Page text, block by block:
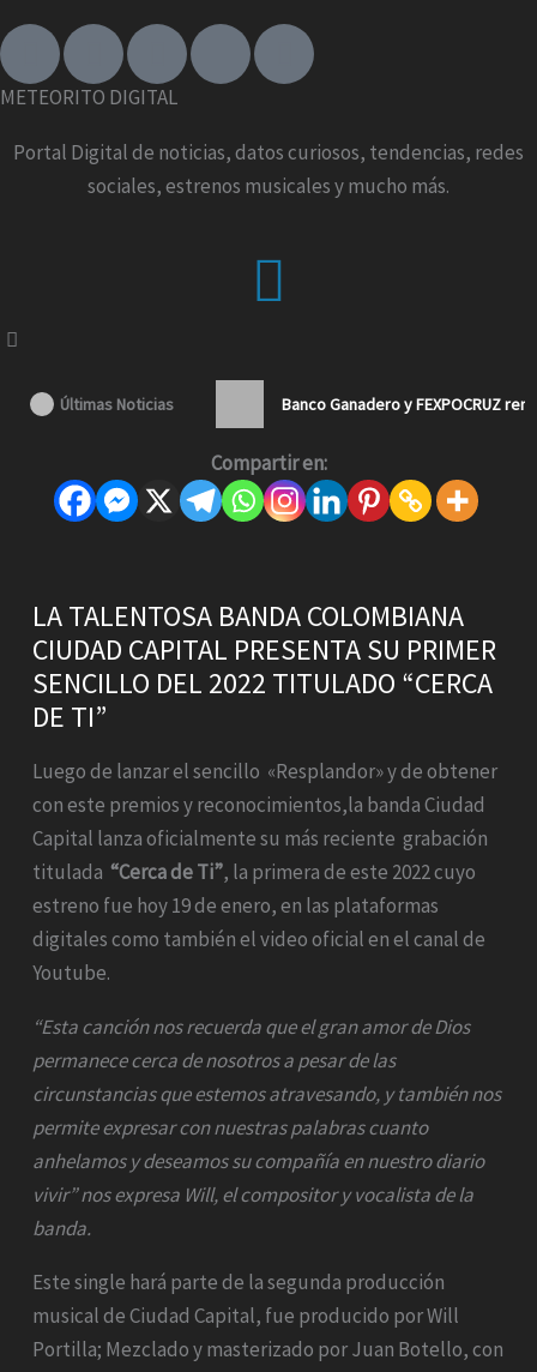
F
c
b
I
s
a
g
T
k
o
k
X
t
i
t
Y
u
u
b
METEORITO DIGITAL
Portal Digital de noticias, datos curiosos, tendencias, redes
sociales, estrenos musicales y mucho más.
Menu
Últimas Noticias Banco Ganadero y FEXPOCRUZ
Compartir en:
LA TALENTOSA BANDA COLOMBIANA
CIUDAD CAPITAL PRESENTA SU PRIMER
SENCILLO DEL 2022 TITULADO “CERCA
DE TI”
Luego de lanzar el sencillo «Resplandor» y de obtener
con este premios y reconocimientos,la banda Ciudad
Capital lanza oficialmente su más reciente grabación
titulada “Cerca de Ti”, la primera de este 2022 cuyo
estreno fue hoy 19 de enero, en las plataformas
digitales como también el video oficial en el canal de
Youtube.
“Esta canción nos recuerda que el gran amor de Dios
permanece cerca de nosotros a pesar de las
circunstancias que estemos atravesando, y también nos
permite expresar con nuestras palabras cuanto
anhelamos y deseamos su compañía en nuestro diario
vivir” nos expresa Will, el compositor y vocalista de la
banda.
Este single hará parte de la segunda producción
musical de Ciudad Capital, fue producido por Will
Portilla; Mezclado y masterizado por Juan Botello, con